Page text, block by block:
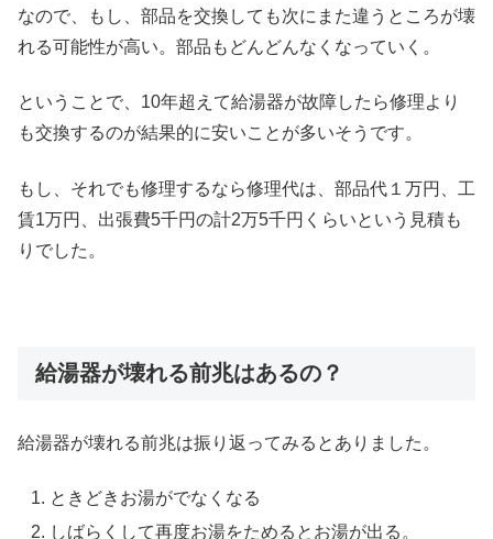
なので、もし、部品を交換しても次にまた違うところが壊
れる可能性が高い。部品もどんどんなくなっていく。
ということで、10年超えて給湯器が故障したら修理より
も交換するのが結果的に安いことが多いそうです。
もし、それでも修理するなら修理代は、部品代１万円、工
賃1万円、出張費5千円の計2万5千円くらいという見積も
りでした。
給湯器が壊れる前兆はあるの？
給湯器が壊れる前兆は振り返ってみるとありました。
ときどきお湯がでなくなる
しばらくして再度お湯をためるとお湯が出る。